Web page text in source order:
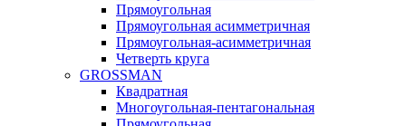
Прямоугольная
Прямоугольная асимметричная
Прямоугольная-асимметричная
Четверть круга
GROSSMAN
Квадратная
Многоугольная-пентагональная